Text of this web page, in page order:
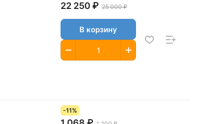
22 250 ₽ 25 000 ₽
В корзину
-11%